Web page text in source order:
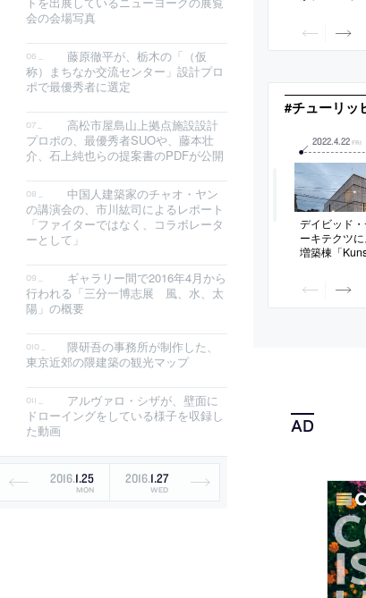
会の会場写真
藤原徹平が、栃木の「（仮
称）まちなか交流センター」設計プロ
ポで最優秀者に選定
高松市屋島山上拠点施設設計
プロポの、最優秀者SUOや、藤本壮
介、石上純也らの提案書のPDFが公開
中国人建築家のチャオ・ヤン
の講演会の、市川紘司によるレポート
「ファイターではなく、コラボレータ
ーとして」
ギャラリー間で2016年4月から
行われる「三分一博志展 風、水、太
陽」の概要
隈研吾の事務所が制作した、
東京近郊の隈建築の観光マップ
アルヴァロ・シザが、壁面に
ドローイングをしている様子を収録し
た動画
2016.1.25
MON
2016.1.27
WED
#チューリッ
2022.4.22 FRI
デイビッド
ーキテクツ
増築棟「
照して伝統
設計、内部